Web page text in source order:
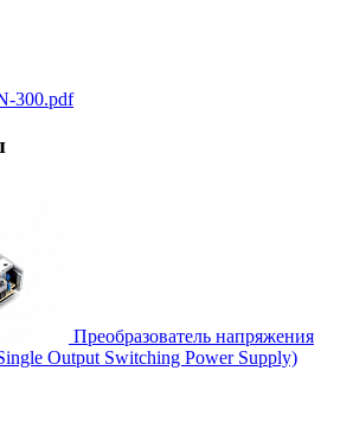
300.pdf
Преобразователь напряжения
Output Switching Power Supply)